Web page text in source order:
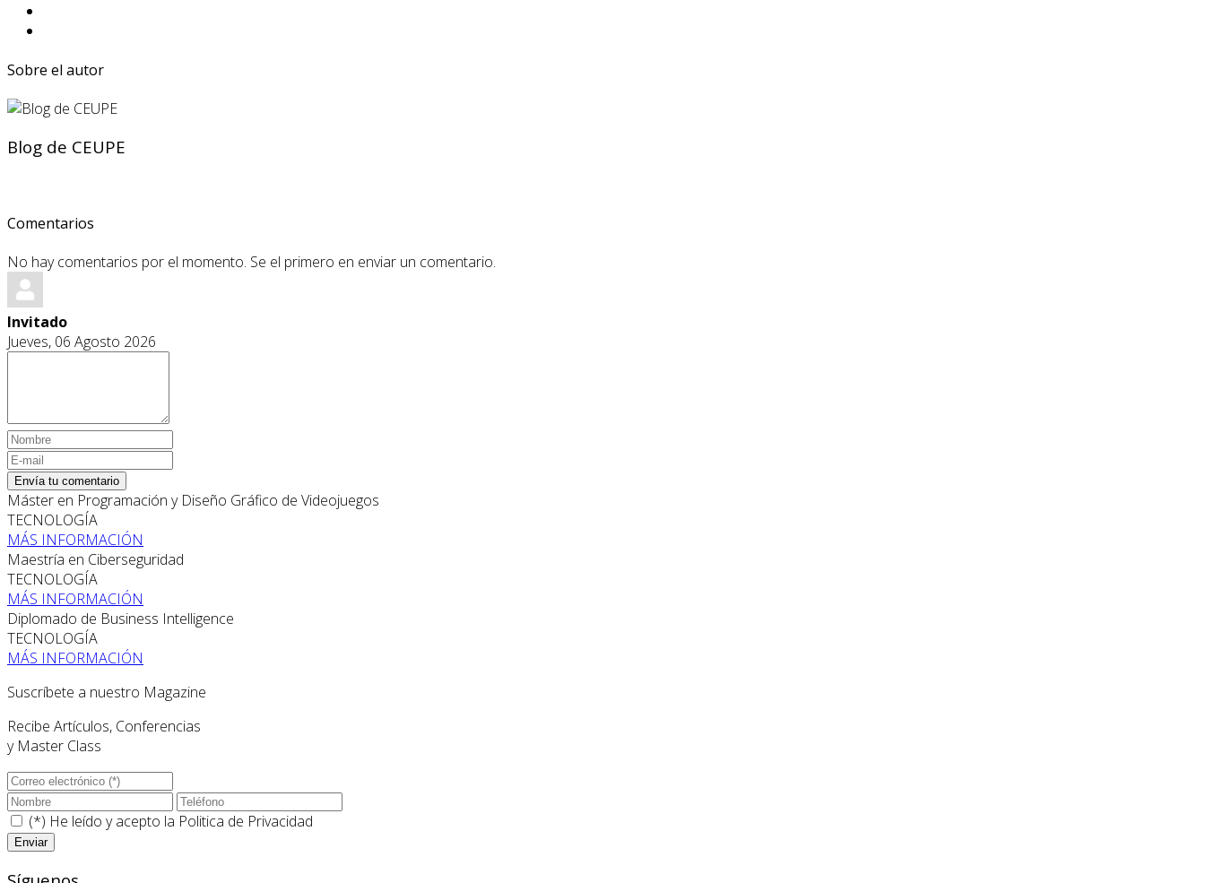
Sobre el autor
Blog de CEUPE
Comentarios
No hay comentarios por el momento. Se el primero en enviar un comentario.
Invitado
Jueves, 06 Agosto 2026
Envía tu comentario
Máster en Programación y Diseño Gráfico de Videojuegos
TECNOLOGÍA
MÁS INFORMACIÓN
Maestría en Ciberseguridad
TECNOLOGÍA
MÁS INFORMACIÓN
Diplomado de Business Intelligence
TECNOLOGÍA
MÁS INFORMACIÓN
Suscríbete a nuestro Magazine
Recibe Artículos, Conferencias
y Master Class
(*) He leído y acepto la Politica de Privacidad